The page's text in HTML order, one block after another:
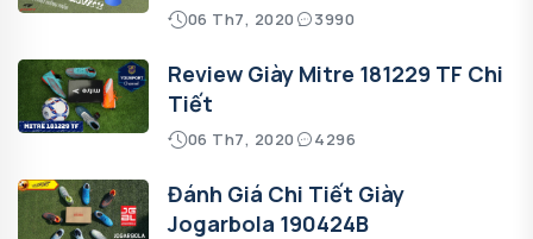
06 Th7, 2020 3990
Review Giày Mitre 181229 TF Chi
Tiết
06 Th7, 2020 4296
Đánh Giá Chi Tiết Giày
Jogarbola 190424B